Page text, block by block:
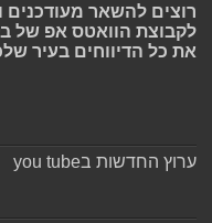
רוצים להשאר מעודכנים
לקבוצת הוואטס אפ של
את כל הדיווחים בעיר
ערוץ החדשות בyou tube